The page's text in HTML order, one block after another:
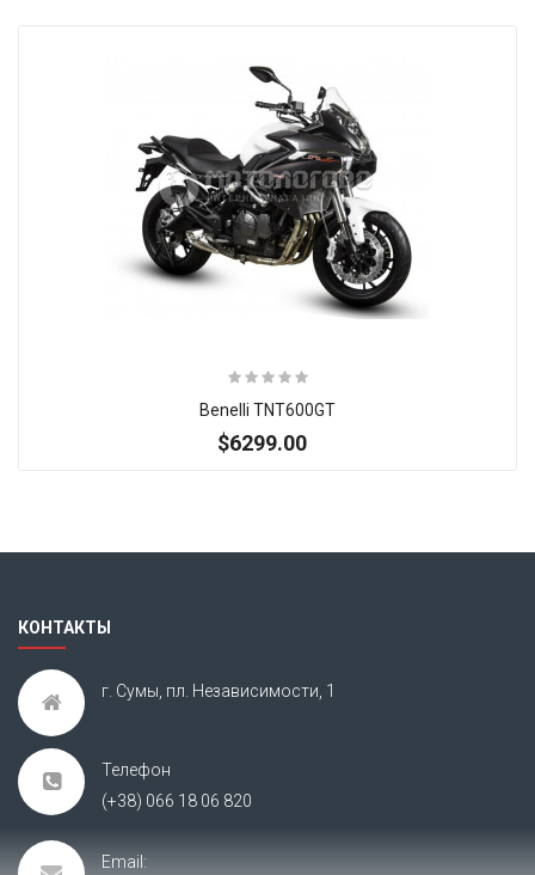
Benelli TNT600GT
$6299.00
КОНТАКТЫ
г. Сумы, пл. Независимости, 1
Телефон
(+38) 066 18 06 820
Email: